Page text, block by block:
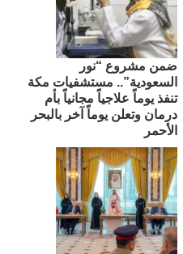
ضمن مشروع “نور
السعودية”.. مستشفيات مكة
تنفذ يوماً علاجياً مجانياً بأم
درمان وتعلن يوماً آخر بالبحر
الأحمر